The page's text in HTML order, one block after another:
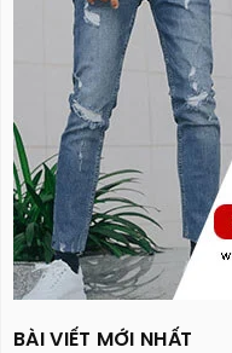
BÀI VIẾT MỚI NHẤT